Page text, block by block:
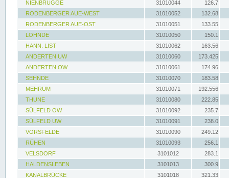
NIENBRÜGGE
31010044
126.7
RODENBERGER AUE-WEST
31010052
132.68
RODENBERGER AUE-OST
31010051
133.55
LOHNDE
31010050
150.1
HANN. LIST
31010062
163.56
ANDERTEN UW
31010060
173.425
ANDERTEN OW
31010061
174.96
SEHNDE
31010070
183.58
MEHRUM
31010071
192.556
THUNE
31010080
222.85
SÜLFELD OW
31010092
235.7
SÜLFELD UW
31010091
238.0
VORSFELDE
31010090
249.12
RÜHEN
31010093
256.1
VELSDORF
3101012
283.1
HALDENSLEBEN
3101013
300.9
KANALBRÜCKE
3101018
321.33